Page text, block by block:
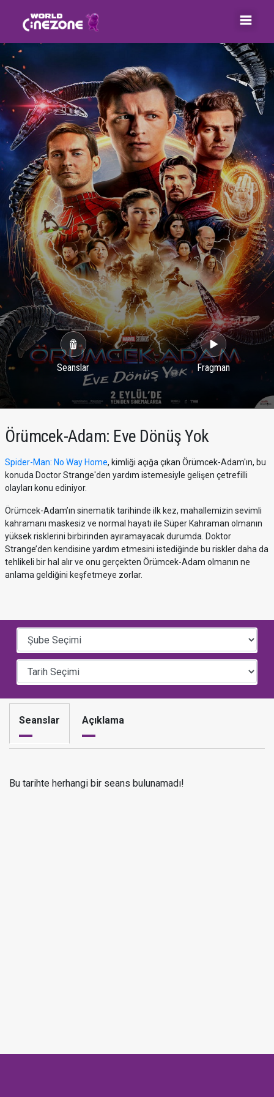
Seanslar Fragman
Örümcek-Adam: Eve Dönüş Yok
Spider-Man: No Way Home, kimliği açığa çıkan Örümcek-Adam'ın, bu
konuda Doctor Strange'den yardım istemesiyle gelişen çetrefilli
olayları konu ediniyor.
Örümcek-Adam’ın sinematik tarihinde ilk kez, mahallemizin sevimli
kahramanı maskesiz ve normal hayatı ile Süper Kahraman olmanın
yüksek risklerini birbirinden ayıramayacak durumda. Doktor
Strange’den kendisine yardım etmesini istediğinde bu riskler daha da
tehlikeli bir hal alır ve onu gerçekten Örümcek-Adam olmanın ne
anlama geldiğini keşfetmeye zorlar.
Seanslar Açıklama
Bu tarihte herhangi bir seans bulunamadı!